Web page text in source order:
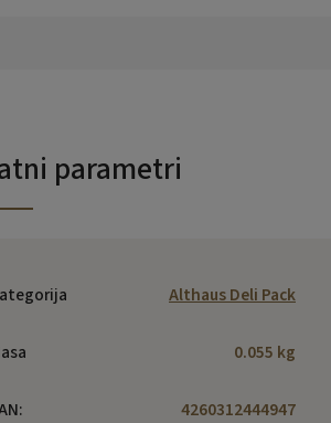
parametri
Althaus Deli Pack
0.055 kg
: 4260312444947